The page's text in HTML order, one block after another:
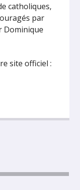
catholiques,
par
Dominique
site officiel :